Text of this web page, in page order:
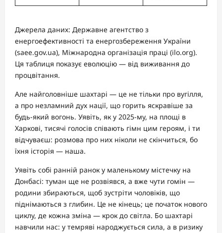
Джерела даних: Державне агентство з
енергоефективності та енергозбереження України
(saee.gov.ua), Міжнародна організація праці (ilo.org).
Ця таблиця показує еволюцію — від виживання до
процвітання.
Але найголовніше шахтарі — це не тільки про вугілля,
а про незламний дух нації, що горить яскравіше за
будь-який вогонь. Уявіть, як у 2025-му, на площі в
Харкові, тисячі голосів співають гімн цим героям, і ти
відчуваєш: розмова про них ніколи не скінчиться, бо
їхня історія — наша.
Уявіть собі ранній ранок у маленькому містечку на
Донбасі: туман ще не розвіявся, а вже чути гомін —
родини збираються, щоб зустріти чоловіків, що
піднімаються з глибин. Це не кінець; це початок нового
циклу, де кожна зміна — крок до світла. Бо шахтарі
навчили нас: у темряві народжується сила, а в ризику